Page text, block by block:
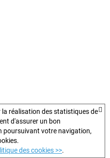
la réalisation des statistiques de
d'assurer un bon
poursuivant votre navigation,
des cookies >>.